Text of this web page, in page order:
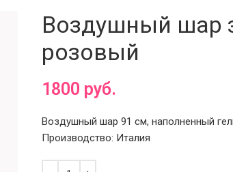
Воздушный шар
розовый
1800 руб.
Воздушный шар 91 см, наполненный
Производство: Италия